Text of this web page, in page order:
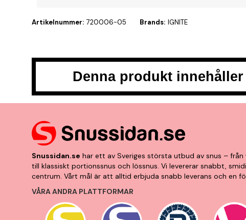
Artikelnummer: 720006-05 Brands: IGNITE
Denna produkt
Snussidan.se har ett av Sveriges största utbud av snus –
till klassiskt portionssnus och lössnus. Vi levererar snabbt,
centrum. Vårt mål är att alltid erbjuda snabb leverans och en
VÅRA ANDRA PLATTFORMAR